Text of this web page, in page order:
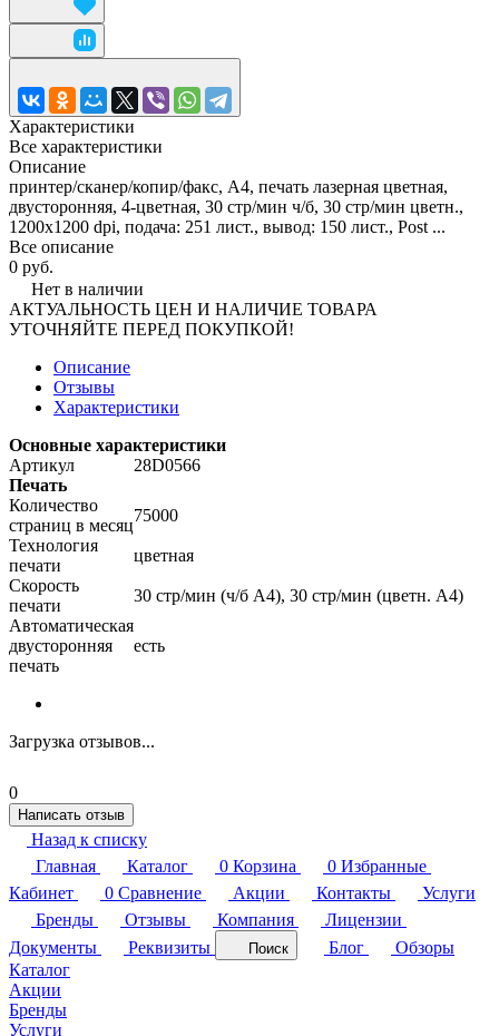
Характеристики
Все характеристики
Описание
принтер/сканер/копир/факс, A4, печать лазерная цветная,
двусторонняя, 4-цветная, 30 стр/мин ч/б, 30 стр/мин цветн.,
1200x1200 dpi, подача: 251 лист., вывод: 150 лист., Post ...
Все описание
0 руб.
Нет в наличии
АКТУАЛЬНОСТЬ ЦЕН И НАЛИЧИЕ ТОВАРА
УТОЧНЯЙТЕ ПЕРЕД ПОКУПКОЙ!
Описание
Отзывы
Характеристики
Основные характеристики
Артикул
28D0566
Печать
Количество
страниц в месяц
75000
Технология
печати
цветная
Скорость
печати
30 стр/мин (ч/б А4), 30 стр/мин (цветн. А4)
Автоматическая
двусторонняя
печать
есть
Загрузка отзывов...
0
Написать отзыв
Назад к списку
Главная
Каталог 0 Корзина 0 Избранные
Кабинет
0 Сравнение Акции Контакты
Услуги
Бренды
Отзывы Компания
Лицензии
Документы
Реквизиты Поиск Блог
Обзоры
Каталог
Акции
Бренды
Услуги